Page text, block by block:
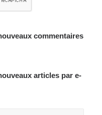
commentaires
articles par e-